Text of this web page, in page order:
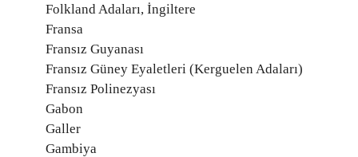
Folkland Adaları, İngiltere
Fransa
Fransız Guyanası
Fransız Güney Eyaletleri (Kerguelen Adaları)
Fransız Polinezyası
Gabon
Galler
Gambiya